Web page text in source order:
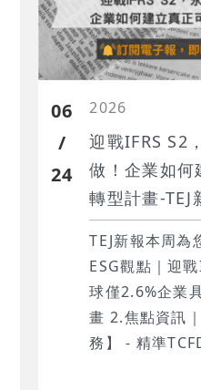
06
/
24
2026
迎戰IFRS S2
做！企業如何
轉型計畫-TEJ
TEJ新報本周為
‍ESG觀點｜迎
球僅2.6%企業
畫 2.‍焦點資訊｜‍【財務碳排放顧問服
務】 - 精準